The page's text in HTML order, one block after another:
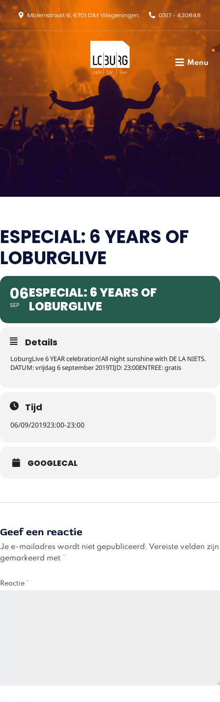
Molenstraat 6, 6701 DM Wageningen 0317 - 420848
Menu
ESPECIAL: 6 YEARS OF
LOBURGLIVE
06
SEP
ESPECIAL: 6 YEARS OF
LOBURGLIVE
Details
LoburgLive 6 YEAR celebration!All night sunshine with DE LA NIETS.
DATUM: vrijdag 6 september 2019TIJD: 23:00ENTREE: gratis
Tijd
06/09/201923:00-23:00
GOOGLECAL
Geef een reactie
Je e-mailadres wordt niet gepubliceerd. Vereiste velden zijn
gemarkeerd met *
Reactie *